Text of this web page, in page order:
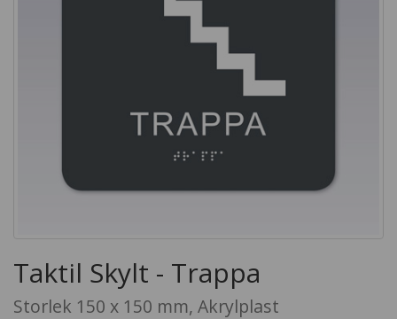
Taktil Skylt - Trappa
Storlek 150 x 150 mm, Akrylplast